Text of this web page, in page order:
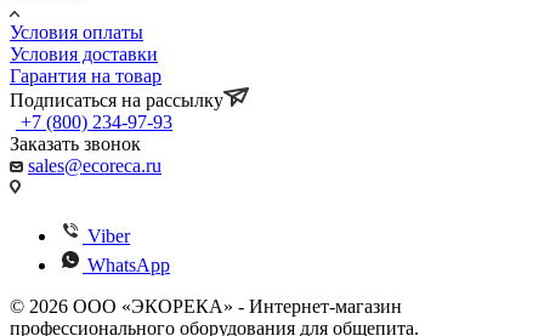
Условия оплаты
Условия доставки
Гарантия на товар
Подписаться на рассылку
+7 (800) 234-97-93
Заказать звонок
sales@ecoreca.ru
Viber
WhatsApp
© 2026 ООО «ЭКОРЕКА» - Интернет-магазин
профессионального оборудования для общепита.